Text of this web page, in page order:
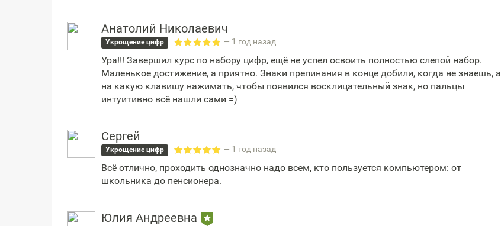
Анатолий Николаевич
Укрощение цифр — 1 год назад
Ура!!! Завершил курс по набору цифр, ещё не успел освоить полностью слепой набор.
Маленькое достижение, а приятно. Знаки препинания в конце добили, когда не знаешь, а
на какую клавишу нажимать, чтобы появился восклицательный знак, но пальцы
интуитивно всё нашли сами =)
Сергей
Укрощение цифр — 1 год назад
Всё отлично, проходить однозначно надо всем, кто пользуется компьютером: от
школьника до пенсионера.
Юлия Андреевна